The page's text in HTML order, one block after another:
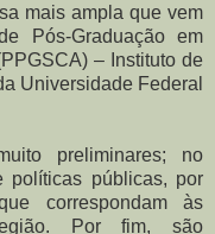
mais ampla que vem
Pós-Graduação em
– Instituto de
Universidade Federal
preliminares; no
políticas públicas, por
correspondam às
Por fim, são